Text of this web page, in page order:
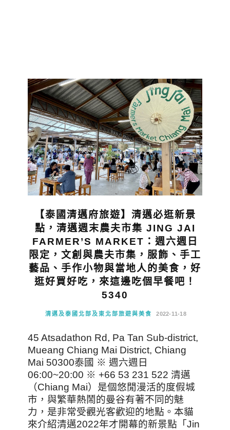
【泰國清邁府旅遊】清邁必逛新景
點，清邁週末農夫市集 JING JAI
FARMER’S MARKET：週六週日
限定，文創與農夫市集，服飾、手工
藝品、手作小物與當地人的美食，好
逛好買好吃，來這邊吃個早餐吧！
5340
清邁及泰國北部及東北部旅遊與美食 2022-11-18
45 Atsadathon Rd, Pa Tan Sub-district,
Mueang Chiang Mai District, Chiang
Mai 50300泰國 ※ 週六週日
06:00~20:00 ※ +66 53 231 522 清邁
（Chiang Mai）是個悠閒漫活的度假城
市，與繁華熱鬧的曼谷有著不同的魅
力，是非常受觀光客歡迎的地點。本貓
來介紹清邁2022年才開幕的新景點「Jin